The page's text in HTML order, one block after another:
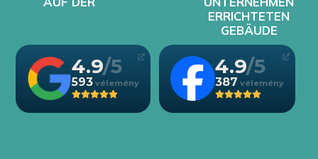
ERRICHTETEN
GEBÄUDE
4.9
593
4.9
387